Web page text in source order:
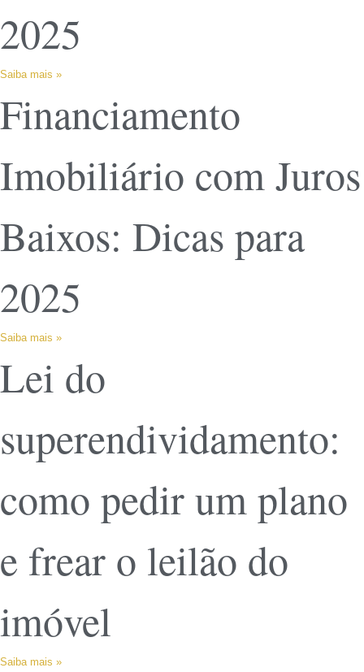
2025
Saiba mais »
Financiamento
Imobiliário com Juros
Baixos: Dicas para
2025
Saiba mais »
Lei do
superendividamento:
como pedir um plano
e frear o leilão do
imóvel
Saiba mais »